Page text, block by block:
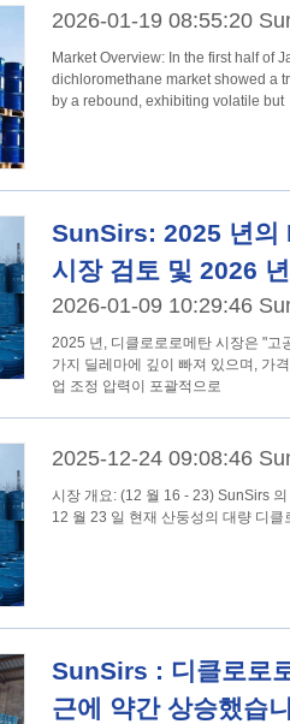
2026-01-19 08:55:20
Market Overview: In the first half of January 2026, the domestic
dichloromethane market showed a
by a rebound, exhibiting volatile but
SunSirs: 2025 년
시장 검토 및 2026
2026-01-09 10:29:46
2025 년, 디클로로로메탄 시장은 "고
가지 딜레마에 깊이 빠져 있으며, 가
업 조정 압력이 포괄적으로
2025-12-24 09:08:46
시장 개요: (12 월 16 - 23) SunSirs 의 상품 가격 분석 시스템에 따르면
12 월 23 일 현재 산둥성의 대량 디
SunSirs : 디클로로
근에 약간 상승했습